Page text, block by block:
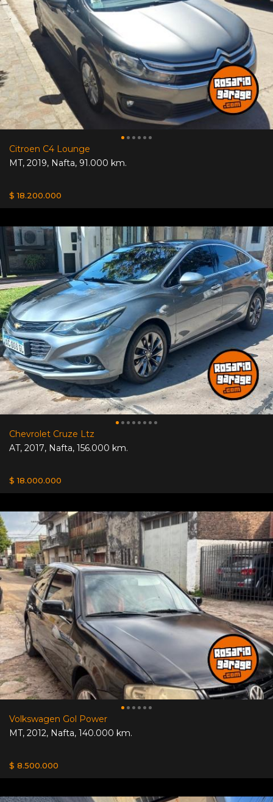
Citroen C4 Lounge
MT, 2019, Nafta, 91.000 km.
$ 18.200.000
Chevrolet Cruze Ltz
AT, 2017, Nafta, 156.000 km.
$ 18.000.000
Volkswagen Gol Power
MT, 2012, Nafta, 140.000 km.
$ 8.500.000